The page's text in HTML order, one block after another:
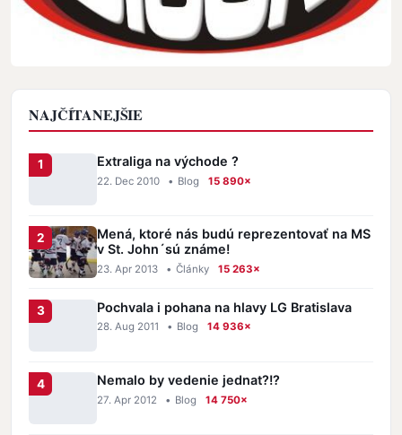
NAJČÍTANEJŠIE
Extraliga na východe ?
22. Dec 2010 • Blog 15 890×
Mená, ktoré nás budú reprezentovať na MS
v St. John´sú známe!
23. Apr 2013 • Články 15 263×
Pochvala i pohana na hlavy LG Bratislava
28. Aug 2011 • Blog 14 936×
Nemalo by vedenie jednat?!?
27. Apr 2012 • Blog 14 750×